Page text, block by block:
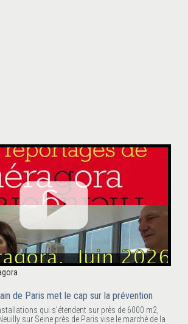
de Paris met le cap sur la prévention
qui s'étendent sur près de 6000 m2,
sur Seine près de Paris vise le marché de la